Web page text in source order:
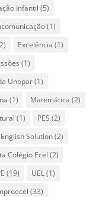
Infantil (5)
(1)
Excelência (1)
(1)
Unopar(1)
(1) Matemática (2)
(1) PES (2)
Solution(2)
Colégio Ecel (2)
(19) UEL(1)
(33)